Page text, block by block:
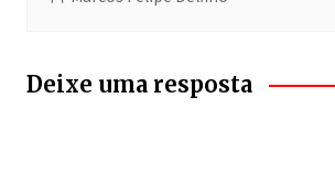
Deixe uma resposta